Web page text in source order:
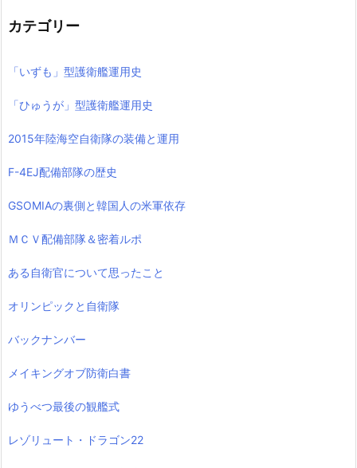
カテゴリー
「いずも」型護衛艦運用史
「ひゅうが」型護衛艦運用史
2015年陸海空自衛隊の装備と運用
F-4EJ配備部隊の歴史
GSOMIAの裏側と韓国人の米軍依存
ＭＣＶ配備部隊＆密着ルポ
ある自衛官について思ったこと
オリンピックと自衛隊
バックナンバー
メイキングオブ防衛白書
ゆうべつ最後の観艦式
レゾリュート・ドラゴン22